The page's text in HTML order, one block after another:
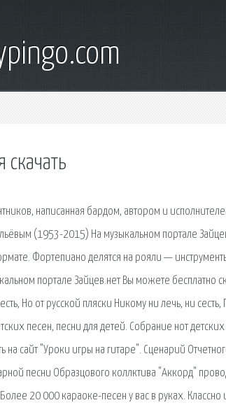
скачать
написанная бардом, автором и
(1953-2015) На музыкальном портале
Фортепиано делятся на рояли —
портале Зайцев.нет Вы можете бесплатно
Но от русской пляски Никому ни лечь, ни
песен, песни для детей. Собрание нот
сайт "Уроки игры на гитаре". Сценарий
песни Образцового коллктива "Аккорд"
20 000 караоке-песен у вас в руках. Классно